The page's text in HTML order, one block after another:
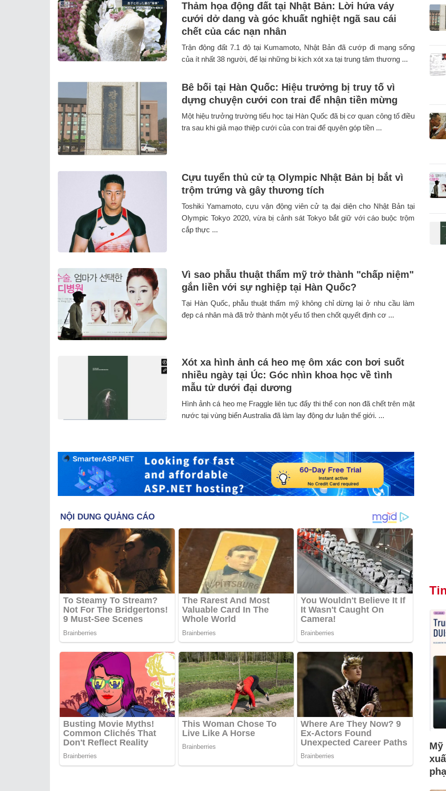
Thảm họa động đất tại Nhật Bản: Lời hứa váy
cưới dở dang và góc khuất nghiệt ngã sau cái
chết của các nạn nhân
Trận động đất 7.1 độ tại Kumamoto, Nhật Bản đã cướp đi mạng sống
của ít nhất 38 người, để lại những bi kịch xót xa tại trung tâm thương ...
Bê bối tại Hàn Quốc: Hiệu trưởng bị truy tố vì
dựng chuyện cưới con trai để nhận tiền mừng
Một hiệu trưởng trường tiểu học tại Hàn Quốc đã bị cơ quan công tố điều
tra sau khi giả mạo thiệp cưới của con trai để quyên góp tiền ...
Cựu tuyển thủ cử tạ Olympic Nhật Bản bị bắt vì
trộm trứng và gây thương tích
Toshiki Yamamoto, cựu vận động viên cử tạ đại diện cho Nhật Bản tại
Olympic Tokyo 2020, vừa bị cảnh sát Tokyo bắt giữ với cáo buộc trộm
cắp thực ...
Vì sao phẫu thuật thẩm mỹ trở thành "chấp niệm"
gắn liền với sự nghiệp tại Hàn Quốc?
Tại Hàn Quốc, phẫu thuật thẩm mỹ không chỉ dừng lại ở nhu cầu làm
đẹp cá nhân mà đã trở thành một yếu tố then chốt quyết định cơ ...
Xót xa hình ảnh cá heo mẹ ôm xác con bơi suốt
nhiều ngày tại Úc: Góc nhìn khoa học về tình
mẫu tử dưới đại dương
Hình ảnh cá heo mẹ Fraggle liên tục đẩy thi thể con non đã chết trên mặt
nước tại vùng biển Australia đã làm lay động dư luận thế giới. ...